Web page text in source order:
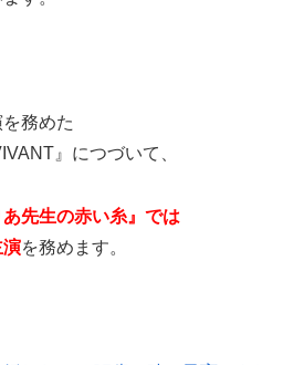
務めた
』につづいて、
あ先生の赤い糸』では
演を務めます。